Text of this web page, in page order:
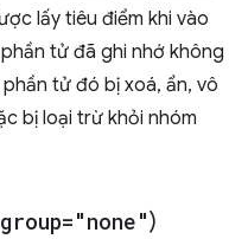
lấy tiêu điểm khi vào
tử đã ghi nhớ không
tử đó bị xoá, ẩn, vô
bị loại trừ khỏi nhóm
)